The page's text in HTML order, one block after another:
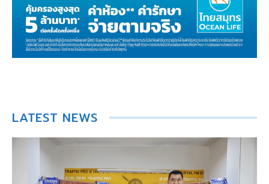
LATEST NEWS